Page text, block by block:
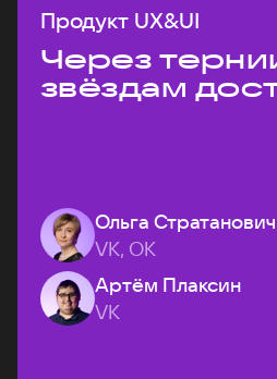
Продукт UX&UI
Через
звёздам
Ольга Стратанович
VK, ОК
Артём Плаксин
VK